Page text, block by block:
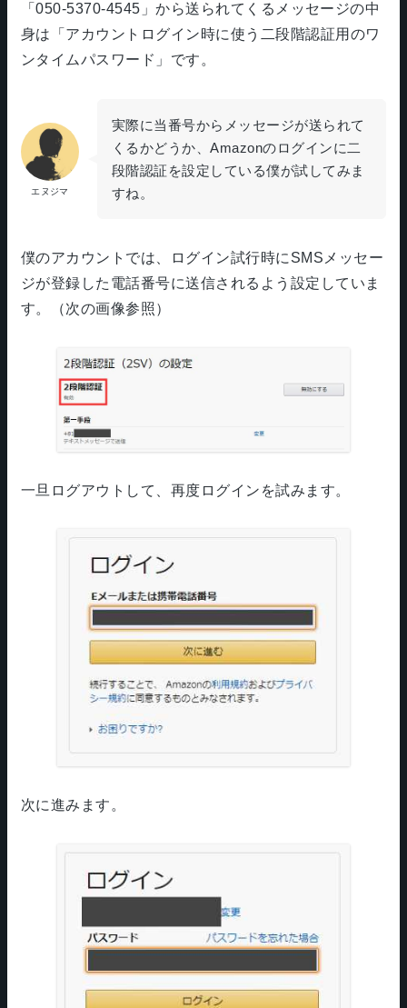
「050-5370-4545」から送られてくるメッセージの中
身は「アカウントログイン時に使う二段階認証用のワ
ンタイムパスワード」です。
エヌジマ
実際に当番号からメッセージが送られて
くるかどうか、Amazonのログインに二
段階認証を設定している僕が試してみま
すね。
僕のアカウントでは、ログイン試行時にSMSメッセー
ジが登録した電話番号に送信されるよう設定していま
す。（次の画像参照）
一旦ログアウトして、再度ログインを試みます。
次に進みます。